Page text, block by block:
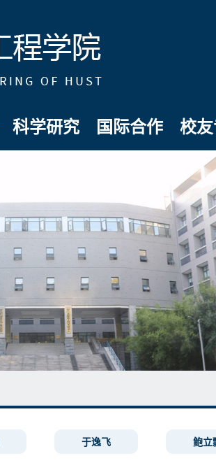
科学研究 国际合作 校
于逸飞 鲍立